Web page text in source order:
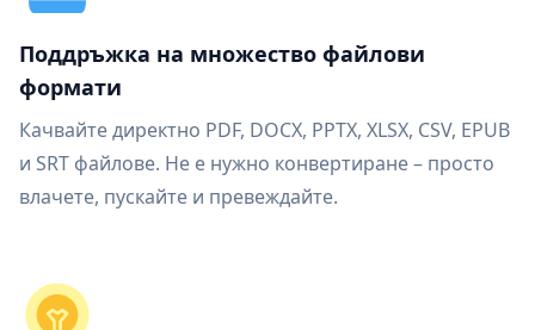
Поддръжка на множество файлови
формати
Качвайте директно PDF, DOCX, PPTX, XLSX, CSV, EPUB
и SRT файлове. Не е нужно конвертиране – просто
влачете, пускайте и превеждайте.